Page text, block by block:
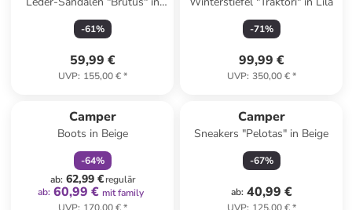
Schwarz
-61%
59,99 €
UVP: 155,00 €*
-71%
99,99 €
UVP: 350,00 €*
Camper
Boots in Beige
-64%
ab: 62,99 €regulär
ab: 60,99 € mit family
Camper
Sneakers "Pelotas" in Beige
-67%
ab: 40,99 €